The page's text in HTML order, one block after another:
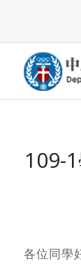
109-
各位同學